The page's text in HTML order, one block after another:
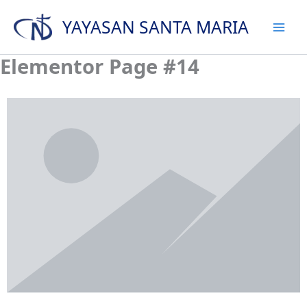
content
YAYASAN SANTA MARIA
Elementor Page #14